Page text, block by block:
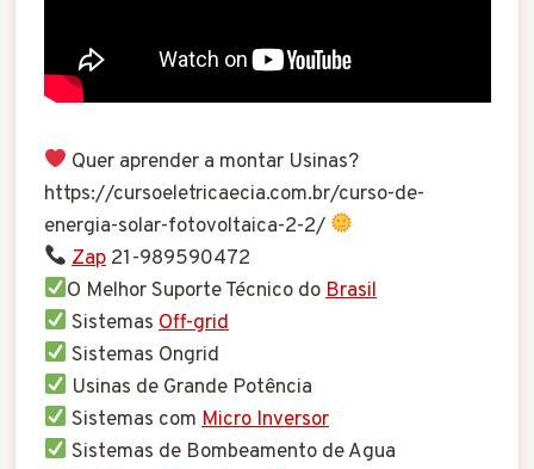
Quer aprender a montar Usinas?
https://cursoeletricaecia.com.br/curso-de-
energia-solar-fotovoltaica-2-2/
Zap 21-989590472
O Melhor Suporte Técnico doBrasil
Sistemas Off-grid
Sistemas Ongrid
Usinas de Grande Potência
Sistemas com Micro Inversor
Sistemas de Bombeamento de Agua